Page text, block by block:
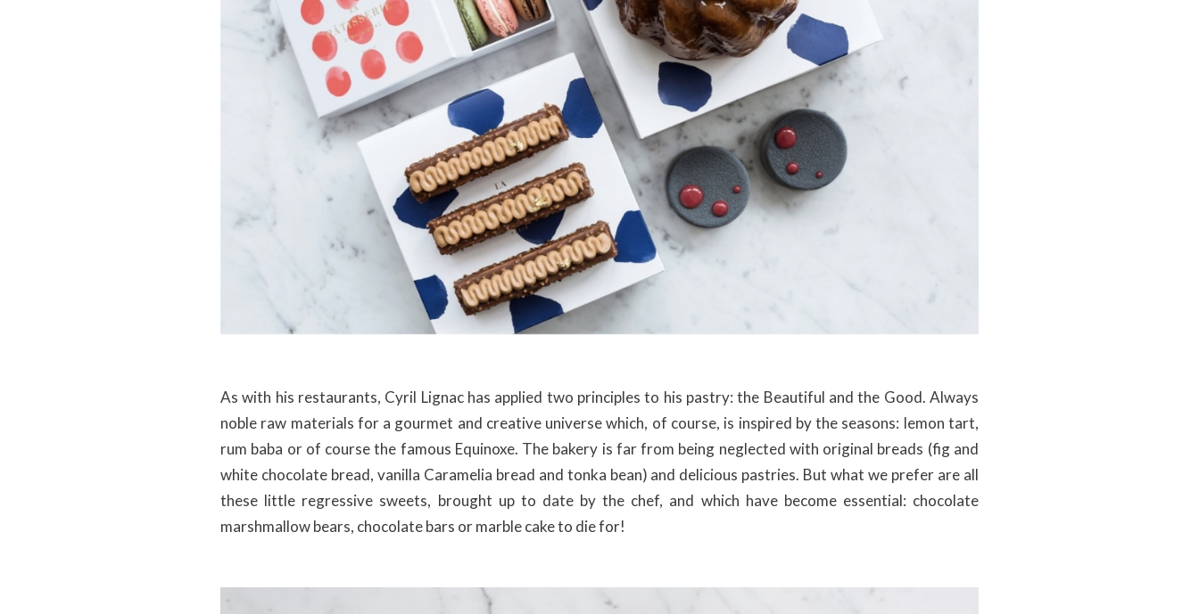
As with his restaurants, Cyril Lignac has applied two principles to his pastry: the Beautiful and the Good. Always
noble raw materials for a gourmet and creative universe which, of course, is inspired by the seasons: lemon tart,
rum baba or of course the famous Equinoxe. The bakery is far from being neglected with original breads (fig and
white chocolate bread, vanilla Caramelia bread and tonka bean) and delicious pastries. But what we prefer are all
these little regressive sweets, brought up to date by the chef, and which have become essential: chocolate
marshmallow bears, chocolate bars or marble cake to die for!